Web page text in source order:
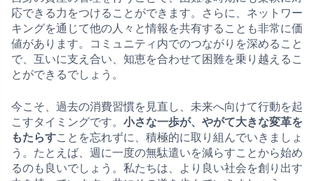
応できる力をつけることができます。さらに、ネットワー
キングを通じて他の人々と情報を共有することも非常に価
値があります。コミュニティ内でのつながりを深めること
で、互いに支え合い、知恵を合わせて困難を乗り越えるこ
とができるでしょう。
今こそ、過去の消費習慣を見直し、未来へ向けて行動を起
こすタイミングです。 小さな一歩が、やがて大きな変革を
もたらすことを忘れずに、積極的に取り組んでいきましょ
う。たとえば、週に一度の無駄遣いを減らすことから始め
るのも良いでしょう。私たちは、より良い社会を創り出す